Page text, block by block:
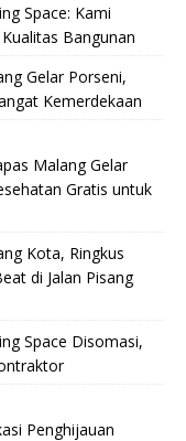
Space: Kami
Bangunan
Gelar Porseni,
Kemerdekaan
Malang Gelar
Gratis untuk
Kota, Ringkus
di Jalan Pisang
Space Disomasi,
Penghijauan